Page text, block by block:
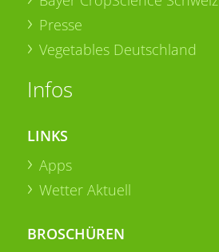
Presse
Vegetables Deutschland
Infos
LINKS
Apps
Wetter Aktuell
BROSCHÜREN